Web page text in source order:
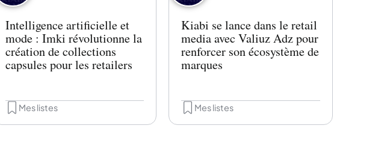
Intelligence artificielle et
mode : Imki révolutionne la
création de collections
capsules pour les retailers
Mes listes
Kiabi se lance dans le retail
media avec Valiuz Adz pour
renforcer son écosystème de
marques
Mes listes